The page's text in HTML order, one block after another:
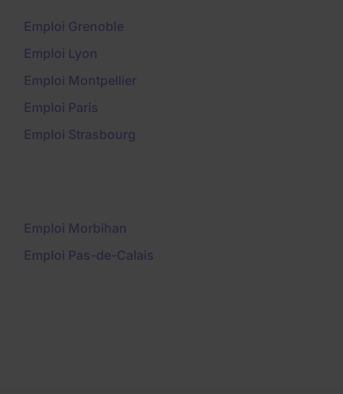
Emploi Grenoble
Emploi Lyon
Emploi Montpellier
Emploi Paris
Emploi Strasbourg
Emploi Morbihan
Emploi Pas-de-Calais